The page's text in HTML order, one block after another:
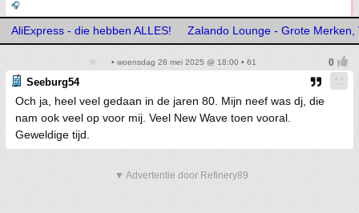
🎧
AliExpress - die hebben ALLES! Zalando Lounge - Grote Merken,
• woensdag 28 mei 2025 @ 18:00 • 61
Seeburg54
Och ja, heel veel gedaan in de jaren 80. Mijn neef was dj, die
nam ook veel op voor mij. Veel New Wave toen vooral.
Geweldige tijd.
▼ Advertentie door Refinery89